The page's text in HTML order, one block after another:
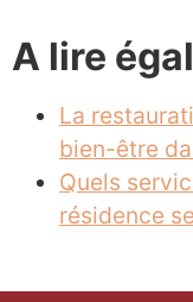
A lire
La
bien-être
Quels
résidence